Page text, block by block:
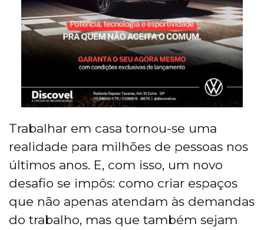
Trabalhar em casa tornou-se uma
realidade para milhões de pessoas nos
últimos anos. E, com isso, um novo
desafio se impôs: como criar espaços
que não apenas atendam às demandas
do trabalho, mas que também sejam